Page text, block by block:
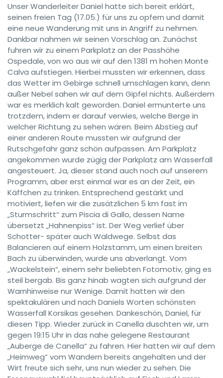
Unser Wanderleiter Daniel hatte sich bereit erklärt,
seinen freien Tag (17.05.) für uns zu opfern und damit
eine neue Wanderung mit uns in Angriff zu nehmen.
Dankbar nahmen wir seinen Vorschlag an. Zunächst
fuhren wir zu einem Parkplatz an der Passhöhe
Ospedale, von wo aus wir auf den 1381 m hohen Monte
Calva aufstiegen. Hierbei mussten wir erkennen, dass
das Wetter im Gebirge schnell umschlagen kann, denn
außer Nebel sahen wir auf dem Gipfel nichts. Außerdem
war es merklich kalt geworden. Daniel ermunterte uns
trotzdem, indem er darauf verwies, welche Berge in
welcher Richtung zu sehen wären. Beim Abstieg auf
einer anderen Route mussten wir aufgrund der
Rutschgefahr ganz schön aufpassen. Am Parkplatz
angekommen wurde zügig der Parkplatz am Wasserfall
angesteuert. Ja, dieser stand auch noch auf unserem
Programm, aber erst einmal war es an der Zeit, ein
Käffchen zu trinken. Entsprechend gestärkt und
motiviert, liefen wir die zusätzlichen 5 km fast im
„Sturmschritt“ zum Piscia di Gallo, dessen Name
übersetzt „Hahnenpiss“ ist. Der Weg verlief über
Schotter- später auch Waldwege. Selbst das
Balancieren auf einem Holzstamm, um einen breiten
Bach zu überwinden, wurde uns abverlangt. Vom
„Wackelstein“, einem sehr beliebten Fotomotiv, ging es
steil bergab. Bis ganz hinab wagten sich aufgrund der
Warnhinweise nur Wenige. Damit hatten wir den
spektakulären und nach Daniels Worten schönsten
Wasserfall Korsikas gesehen. Dankeschön, Daniel, für
diesen Tipp. Wieder zurück in Canella duschten wir, um
gegen 19:15 Uhr in das nahe gelegene Restaurant
„Auberge de Canella“ zu fahren. Hier hatten wir auf dem
„Heimweg“ vom Wandern bereits angehalten und der
Wirt freute sich sehr, uns nun wieder zu sehen. Die